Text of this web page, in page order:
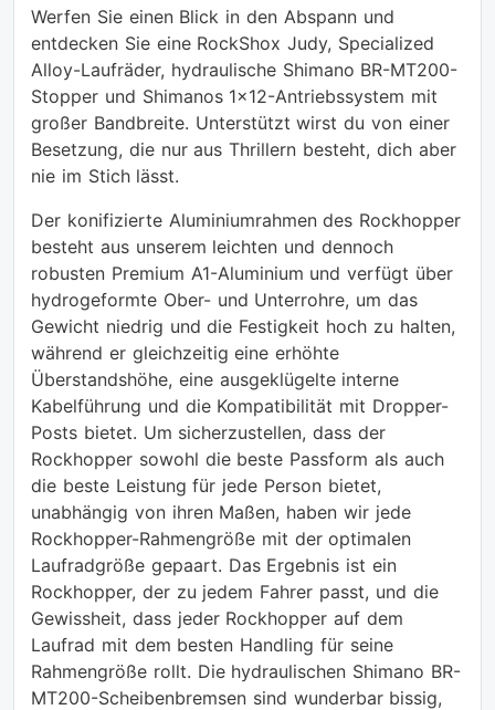
Werfen Sie einen Blick in den Abspann und
entdecken Sie eine RockShox Judy, Specialized
Alloy-Laufräder, hydraulische Shimano BR-MT200-
Stopper und Shimanos 1x12-Antriebssystem mit
großer Bandbreite. Unterstützt wirst du von einer
Besetzung, die nur aus Thrillern besteht, dich aber
nie im Stich lässt.
Der konifizierte Aluminiumrahmen des Rockhopper
besteht aus unserem leichten und dennoch
robusten Premium A1-Aluminium und verfügt über
hydrogeformte Ober- und Unterrohre, um das
Gewicht niedrig und die Festigkeit hoch zu halten,
während er gleichzeitig eine erhöhte
Überstandshöhe, eine ausgeklügelte interne
Kabelführung und die Kompatibilität mit Dropper-
Posts bietet. Um sicherzustellen, dass der
Rockhopper sowohl die beste Passform als auch
die beste Leistung für jede Person bietet,
unabhängig von ihren Maßen, haben wir jede
Rockhopper-Rahmengröße mit der optimalen
Laufradgröße gepaart. Das Ergebnis ist ein
Rockhopper, der zu jedem Fahrer passt, und die
Gewissheit, dass jeder Rockhopper auf dem
Laufrad mit dem besten Handling für seine
Rahmengröße rollt. Die hydraulischen Shimano BR-
MT200-Scheibenbremsen sind wunderbar bissig,